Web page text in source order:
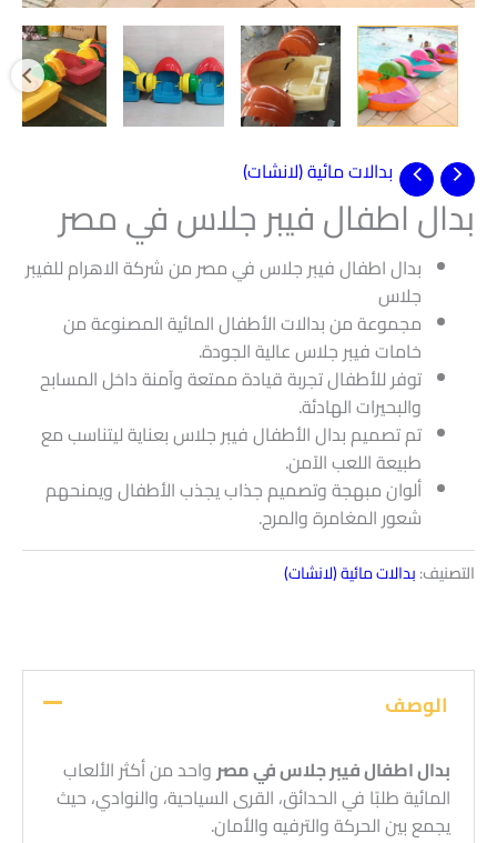
بدالات مائية (لانشات)
بدال اطفال فيبر جلاس في مصر
بدال اطفال فيبر جلاس في مصر من شركة الاهرام للفيبر
جلاس
مجموعة من بدالات الأطفال المائية المصنوعة من
خامات فيبر جلاس عالية الجودة.
توفر للأطفال تجربة قيادة ممتعة وآمنة داخل المسابح
والبحيرات الهادئة.
تم تصميم بدال الأطفال فيبر جلاس بعناية ليتناسب مع
طبيعة اللعب الآمن.
ألوان مبهجة وتصميم جذاب يجذب الأطفال ويمنحهم
شعور المغامرة والمرح.
التصنيف:بدالات مائية (لانشات)
الوصف
بدال اطفال فيبر جلاس في مصر واحد من أكثر الألعاب
المائية طلبًا في الحدائق، القرى السياحية، والنوادي، حيث
يجمع بين الحركة والترفيه والأمان.